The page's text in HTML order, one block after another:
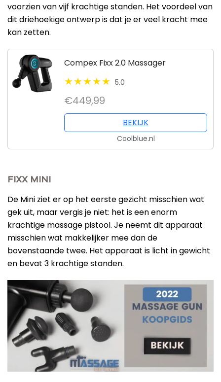
voorzien van vijf krachtige standen. Het voordeel van
dit driehoekige ontwerp is dat je er veel kracht mee
kan zetten.
Compex Fixx 2.0 Massager
5.0
€449,99
BEKIJK
Coolblue.nl
FIXX MINI
De Mini ziet er op het eerste gezicht misschien wat
gek uit, maar vergis je niet: het is een enorm
krachtige massage pistool. Je neemt dit apparaat
misschien wat makkelijker mee dan de
bovenstaande twee. Het apparaat is licht in gewicht
en bevat 3 krachtige standen.